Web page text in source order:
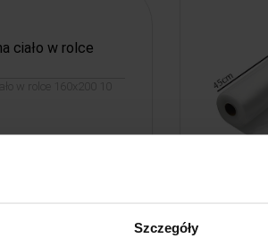
Szczegóły
ciało w rolce
w rolce 160x200 10